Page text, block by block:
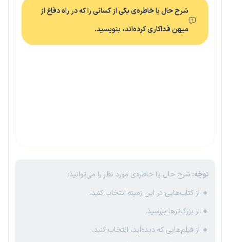
شرح حال یا خاطره‌ی یکی از کسانی را که در راه دفاع از
میهن فداکاری کرده‌اند، بنویسید.
توجّه: شرح حال یا خاطره‌ی مورد نظر را می‌توانید:
🔸 از کتاب‌هایی در این زمینه انتخاب کنید.
🔸 از بزرگ‌ترها بپرسید.
🔸 از فیلم‌هایی که دیده‌اید، انتخاب کنید.